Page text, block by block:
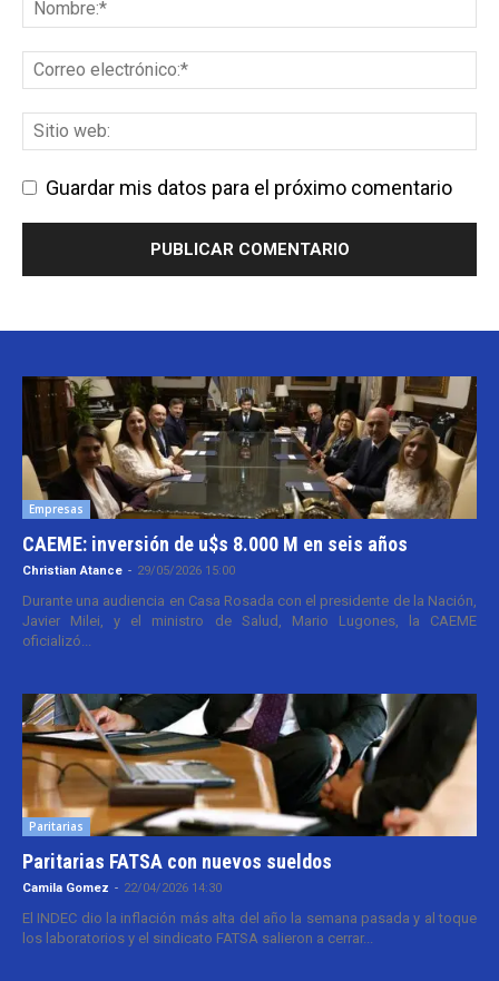
Guardar mis datos para el próximo comentario
Empresas
CAEME: inversión de u$s 8.000 M en seis años
Christian Atance - 29/05/2026 15:00
Durante una audiencia en Casa Rosada con el presidente de la Nación,
Javier Milei, y el ministro de Salud, Mario Lugones, la CAEME
oficializó...
Paritarias
Paritarias FATSA con nuevos sueldos
Camila Gomez - 22/04/2026 14:30
El INDEC dio la inflación más alta del año la semana pasada y al toque
los laboratorios y el sindicato FATSA salieron a cerrar...